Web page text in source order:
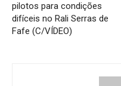
pilotos para condições
difíceis no Rali Serras de
Fafe (C/VÍDEO)